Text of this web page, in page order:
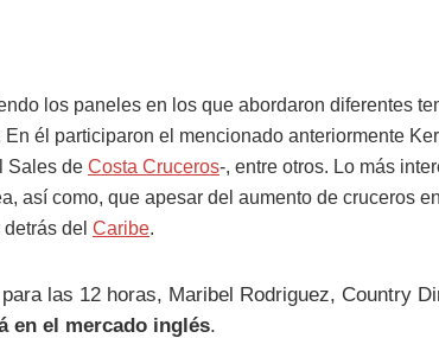
los paneles en los que abordaron diferentes
él participaron el mencionado anteriormente
Sales de Costa Cruceros-, entre otros. Lo más
así como, que apesar del aumento de cruceros
del Caribe.
las 12 horas, Maribel Rodriguez, Country
en el mercado inglés.